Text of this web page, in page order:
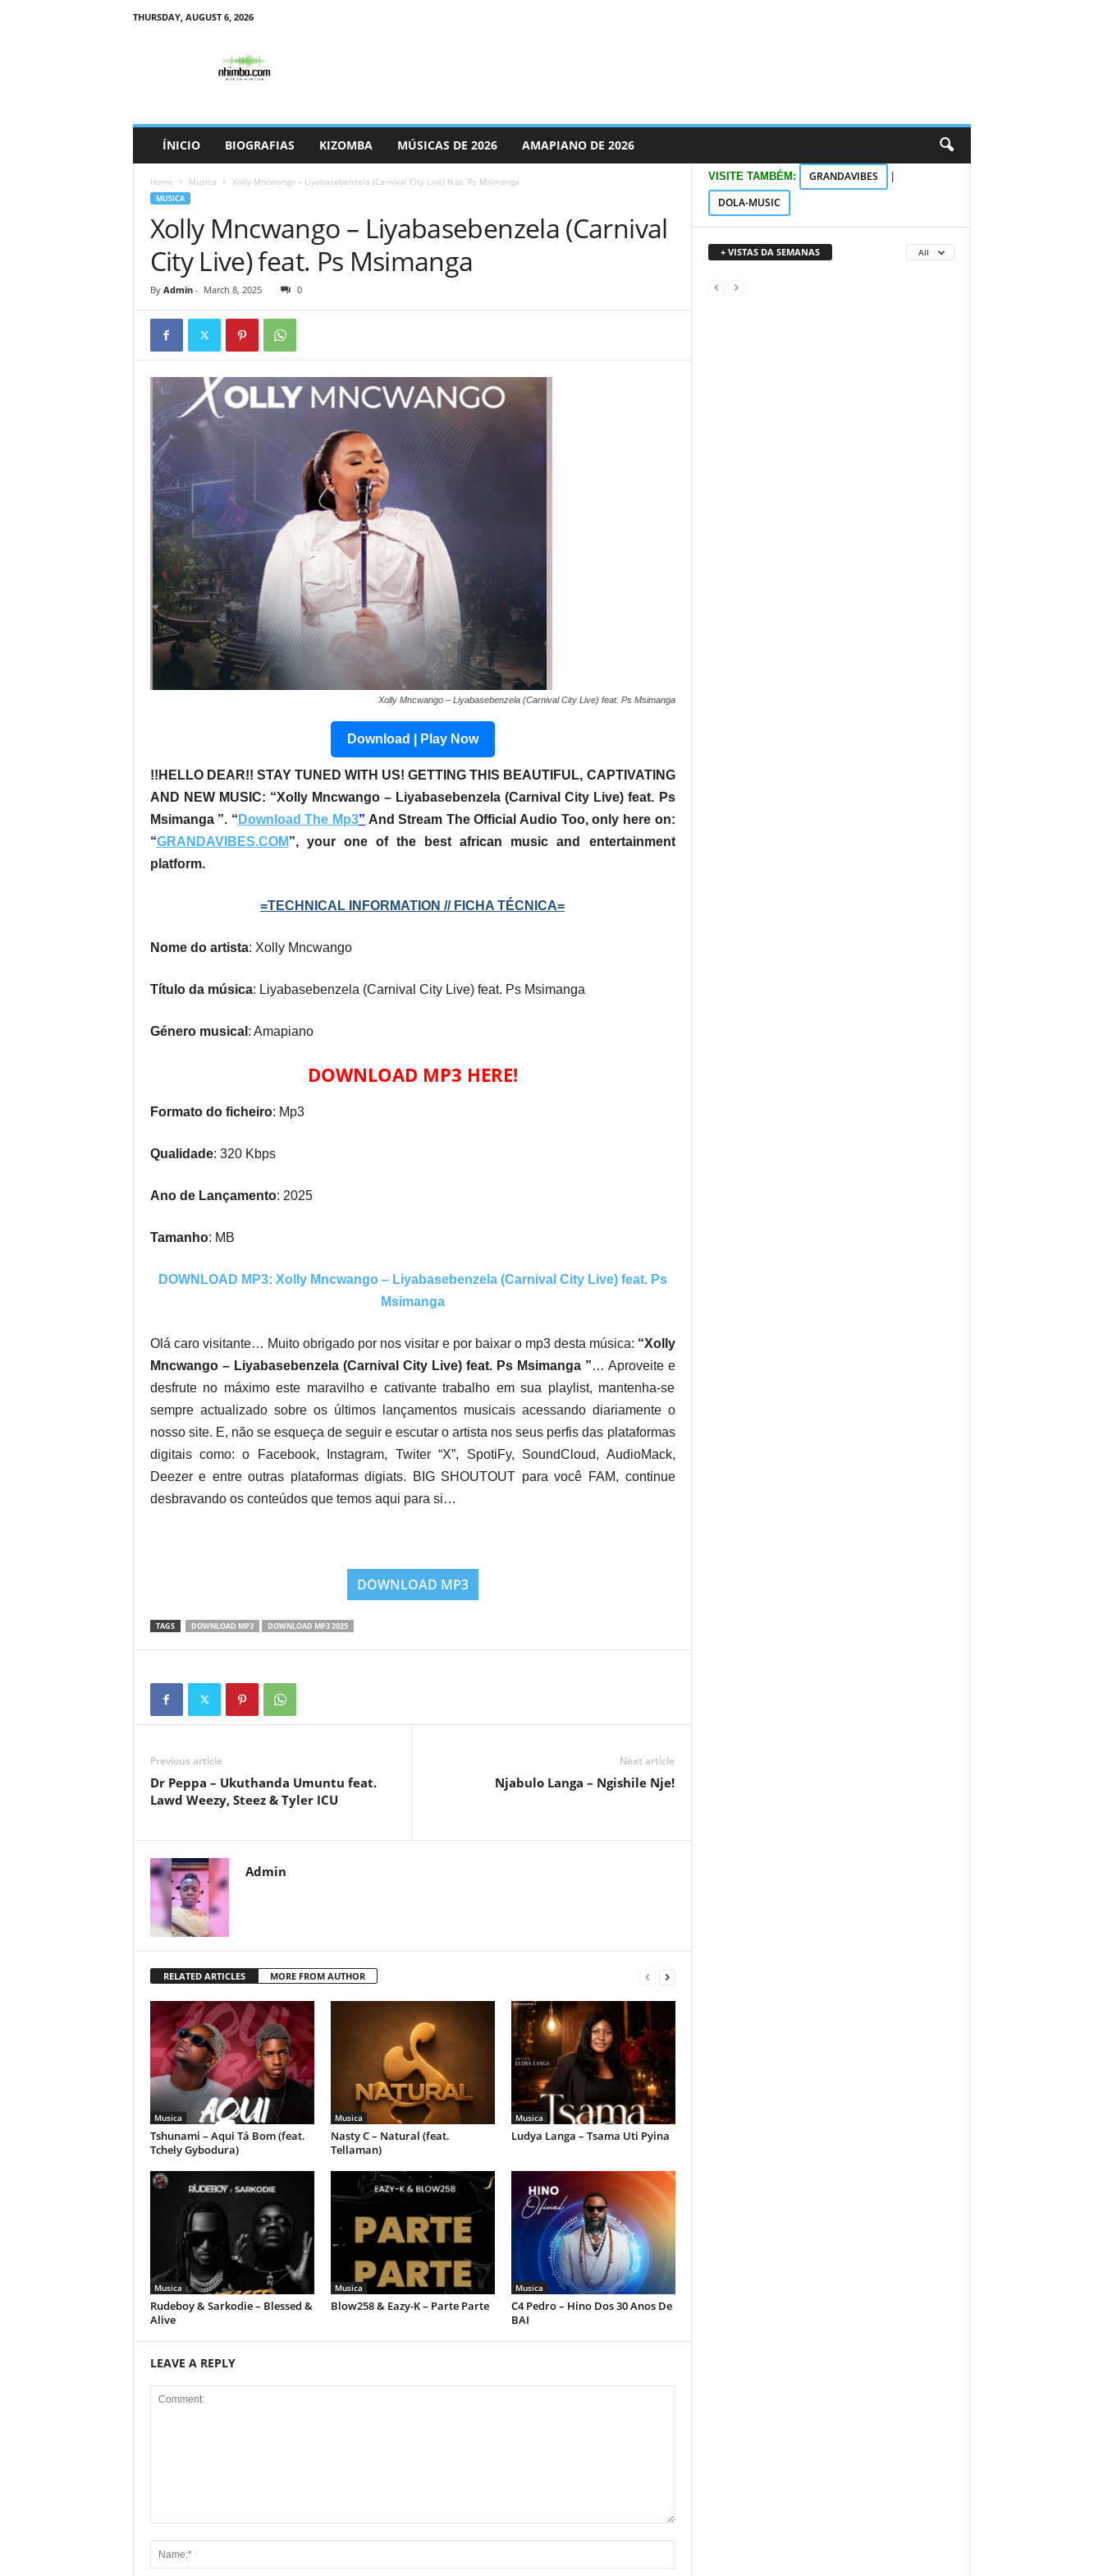
THURSDAY, AUGUST 6, 2026
ÍNICIO BIOGRAFIAS KIZOMBA MÚSICAS DE 2026 AMAPIANO DE 2026
Home Musica Xolly Mncwango – Liyabasebenzela (Carnival City Live) feat. Ps Msimanga
MUSICA
Xolly Mncwango – Liyabasebenzela (Carnival
City Live) feat. Ps Msimanga
By Admin- March 8, 2025 0
Xolly Mncwango – Liyabasebenzela (Carnival City Live) feat. Ps Msimanga
Download | Play Now
!!HELLO DEAR!! STAY TUNED WITH US! GETTING THIS BEAUTIFUL, CAPTIVATING
AND NEW MUSIC: “Xolly Mncwango – Liyabasebenzela (Carnival City Live) feat. Ps
Msimanga ”. “ Download The Mp3” And Stream The Official Audio Too, only here on:
“GRANDAVIBES.COM”, your one of the best african music and entertainment
platform.
=TECHNICAL INFORMATION // FICHA TÉCNICA=
Nome do artista: Xolly Mncwango
Título da música: Liyabasebenzela (Carnival City Live) feat. Ps Msimanga
Género musical : Amapiano
DOWNLOAD MP3 HERE!
Formato do ficheiro: Mp3
Qualidade: 320 Kbps
Ano de Lançamento: 2025
Tamanho: MB
DOWNLOAD MP3: Xolly Mncwango – Liyabasebenzela (Carnival City Live) feat. Ps
Msimanga
Olá caro visitante… Muito obrigado por nos visitar e por baixar o mp3 desta música: “Xolly
Mncwango – Liyabasebenzela (Carnival City Live) feat. Ps Msimanga ”… Aproveite e
desfrute no máximo este maravilho e cativante trabalho em sua playlist, mantenha-se
sempre actualizado sobre os últimos lançamentos musicais acessando diariamente o
nosso site. E, não se esqueça de seguir e escutar o artista nos seus perfis das plataformas
digitais como: o Facebook, Instagram, Twiter “X”, SpotiFy, SoundCloud, AudioMack,
Deezer e entre outras plataformas digiats. BIG SHOUTOUT para você FAM, continue
desbravando os conteúdos que temos aqui para si…
DOWNLOAD MP3
TAGS DOWNLOAD MP3 DOWNLOAD MP3 2025
Previous article
Dr Peppa – Ukuthanda Umuntu feat.
Lawd Weezy, Steez & Tyler ICU
Next article
Njabulo Langa – Ngishile Nje!
Admin
RELATED ARTICLES MORE FROM AUTHOR
Musica
Tshunami – Aqui Tá Bom (feat.
Tchely Gybodura)
Musica
Nasty C – Natural (feat.
Tellaman)
Musica
Ludya Langa – Tsama Uti Pyina
Musica
Rudeboy & Sarkodie – Blessed &
Alive
Musica
Blow258 & Eazy-K – Parte Parte
Musica
C4 Pedro – Hino Dos 30 Anos De
BAI
LEAVE A REPLY
VISITE TAMBÉM: GRANDAVIBES
DOLA-MUSIC
+ VISTAS DA SEMANAS All